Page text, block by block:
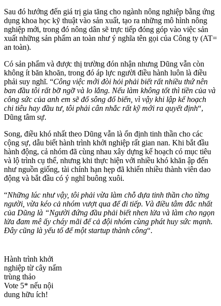
Sau đó hướng đến giá trị gia tăng cho ngành nông nghiệp bằng ứng
dụng khoa học kỹ thuật vào sản xuất, tạo ra những mô hình nông
nghiệp mới, trong đó nông dân sẽ trực tiếp đóng góp vào việc sản
xuất những sản phẩm an toàn như ý nghĩa tên gọi của Công ty (AT=
an toàn).
Có sản phẩm và được thị trường đón nhận nhưng Dũng vẫn còn
không ít băn khoăn, trong đó áp lực người điều hành luôn là điều
phải suy nghĩ. “Công việc mới đòi hỏi phải biết rất nhiều thứ nên
ban đầu tôi rất bỡ ngỡ và lo lắng. Nếu làm không tốt thì tiền của và
công sức của anh em sẽ đổ sông đổ biển, vì vậy khi lập kế hoạch
chi tiêu hay đầu tư, tôi phải cân nhắc rất kỹ mới ra quyết định“,
Dũng tâm sự.
Song, điều khó nhất theo Dũng vẫn là ổn định tinh thần cho các
cộng sự, dẫu biết hành trình khởi nghiệp rất gian nan. Khi bắt đầu
hành động, cả nhóm đã cùng nhau xây dựng kế hoạch có mục tiêu
và lộ trình cụ thể, nhưng khi thực hiện với nhiều khó khăn ập đến
như nguồn giống, tài chính hạn hẹp đã khiến nhiều thành viên dao
động và bắt đầu có ý nghĩ buông xuôi.
“Những lúc như vậy, tôi phải vừa làm chỗ dựa tinh thần cho từng
người, vừa kéo cả nhóm vượt qua để đi tiếp. Và điều tâm đắc nhất
của Dũng là “Người đứng đầu phải biết nhen lửa và làm cho ngọn
lửa đam mê ấy cháy mãi để cả đội nhóm cùng phát huy sức mạnh.
Đây cũng là yếu tố để một startup thành công“.
Hành trình khởi
nghiệp từ cây nấm
trùng thảo
Vote 5* nếu nội
dung hữu ích!